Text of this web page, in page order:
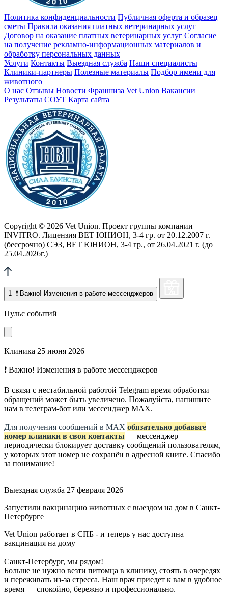
Политика конфиденциальности Публичная оферта и образец
сметы Правила оказания платных ветеринарных услуг
Договор на оказание платных ветеринарных услуг Cогласие
на получение рекламно-информационных материалов и
обработку персональных данных
Услуги Контакты Выездная служба Наши специалисты
Клиники-партнеры Полезные материалы Подбор имени для
животного
О нас Отзывы Новости Франшиза Vet Union Вакансии
Результаты СОУТ Карта сайта
Copyright © 2026 Vet Union. Проект группы компании
INVITRO. Лицензия ВЕТ ЮНИОН, 3-4 гр. от 20.12.2007 г.
(бессрочно) СЭЗ, ВЕТ ЮНИОН, 3-4 гр., от 26.04.2021 г. (до
25.04.2026г.)
1 ❗ Важно! Изменения в работе мессенджеров
Пульс событий
Клиника 25 июня 2026
❗ Важно! Изменения в работе мессенджеров
В связи с нестабильной работой Telegram время обработки
обращений может быть увеличено. Пожалуйста, напишите
нам в телеграм-бот или мессенджер МАХ.
Для получения сообщений в МАХ обязательно добавьте
номер клиники в свои контакты — мессенджер
периодически блокирует доставку сообщений пользователям,
у которых этот номер не сохранён в адресной книге. Спасибо
за понимание!
Выездная служба 27 февраля 2026
Запустили вакцинацию животных с выездом на дом в Санкт-
Петербурге
Vet Union работает в СПБ - и теперь у нас доступна
вакцинация на дому
Санкт-Петербург, мы рядом!
Больше не нужно везти питомца в клинику, стоять в очередях
и переживать из-за стресса. Наш врач приедет к вам в удобное
время — спокойно, бережно и профессионально.